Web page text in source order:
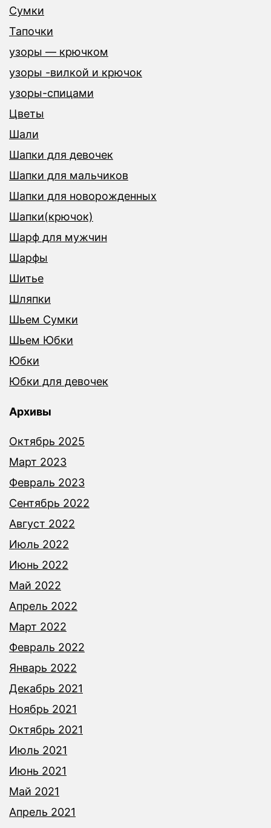
Сумки
Тапочки
узоры — крючком
узоры -вилкой и крючок
узоры-спицами
Цветы
Шали
Шапки для девочек
Шапки для мальчиков
Шапки для новорожденных
Шапки(крючок)
Шарф для мужчин
Шарфы
Шитье
Шляпки
Шьем Сумки
Шьем Юбки
Юбки
Юбки для девочек
Архивы
Октябрь 2025
Март 2023
Февраль 2023
Сентябрь 2022
Август 2022
Июль 2022
Июнь 2022
Май 2022
Апрель 2022
Март 2022
Февраль 2022
Январь 2022
Декабрь 2021
Ноябрь 2021
Октябрь 2021
Июль 2021
Июнь 2021
Май 2021
Апрель 2021